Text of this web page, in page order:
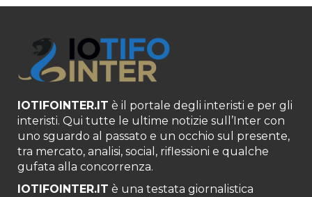
IOTIFOINTER.IT è il portale degli interisti e per gli
interisti. Qui tutte le ultime notizie sull’Inter con
uno sguardo al passato e un occhio sul presente,
tra mercato, analisi, social, riflessioni e qualche
gufata alla concorrenza.
IOTIFOINTER.IT è una testata giornalistica